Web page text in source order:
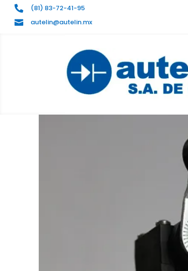
 (81) 83-72-41-95
 autelin@autelin.mx